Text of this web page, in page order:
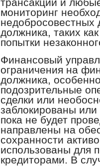
мониторинг
недобросовестных
должника, таких
попытки
Финансовый
ограничения на
должника,
подозрительные
сделки или
заблокированы
пока не будет
направлены на
сохранности
использованы для
кредиторами. В